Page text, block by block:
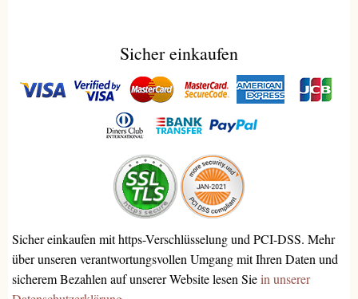
Sicher einkaufen
Sicher einkaufen mit https-Verschlüsselung und PCI-DSS. Mehr
über unseren verantwortungsvollen Umgang mit Ihren Daten und
sicherem Bezahlen auf unserer Website lesen Siein unserer